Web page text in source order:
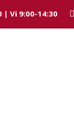
| Vi 9:00-14:30